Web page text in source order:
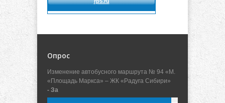
Опрос
Изменение автобусного маршрута № 94 «М.
«Площадь Маркса» – ЖК «Радуга Сибири»
- За